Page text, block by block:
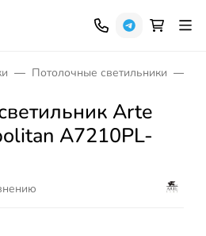
Потолочные светильники
Arte
A7210PL-